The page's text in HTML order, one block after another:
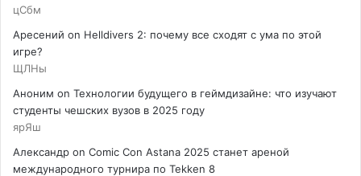
цСбм
Аресений on Helldivers 2: почему все сходят с ума по этой
игре?
ЩЛНы
Аноним on Технологии будущего в геймдизайне: что изучают
студенты чешских вузов в 2025 году
ярЯш
Александр on Comic Con Astana 2025 станет ареной
международного турнира по Tekken 8